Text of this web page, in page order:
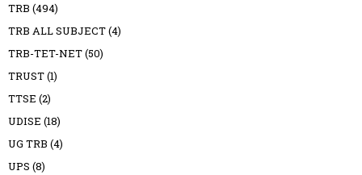
TRB (494)
TRB ALL SUBJECT(4)
TRB-TET-NET(50)
TRUST(1)
TTSE (2)
UDISE (18)
UG TRB (4)
UPS (8)